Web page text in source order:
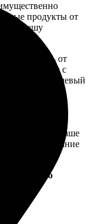
продукты от
в вашу
— от
для стирки с
Тонкий нишевый
создадут ваше
природное сияние
свою